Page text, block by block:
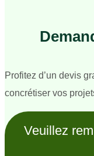
Profitez d’un devis
concrétiser vos
Veuillez